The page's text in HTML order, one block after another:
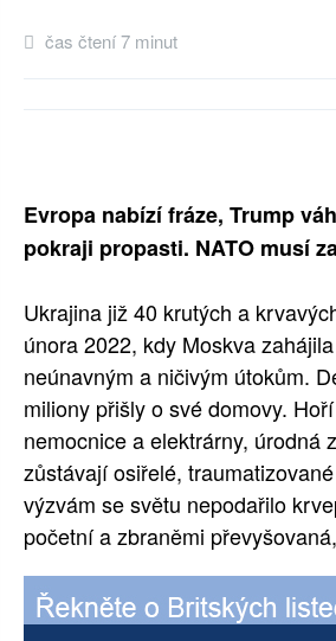
čas čtení 7 minut
Evropa nabízí fráze, Trump
pokraji propasti. NATO musí
Ukrajina již 40 krutých a
února 2022, kdy Moskva
neúnavným a ničivým útokům.
miliony přišly o své domovy.
nemocnice a elektrárny, úrodná
zůstávají osiřelé,
výzvám se světu nepodařilo
početní a zbraněmi